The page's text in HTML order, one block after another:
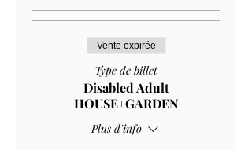
Vente expirée
Type de billet
Disabled Adult
HOUSE+GARDEN
Plus d'info